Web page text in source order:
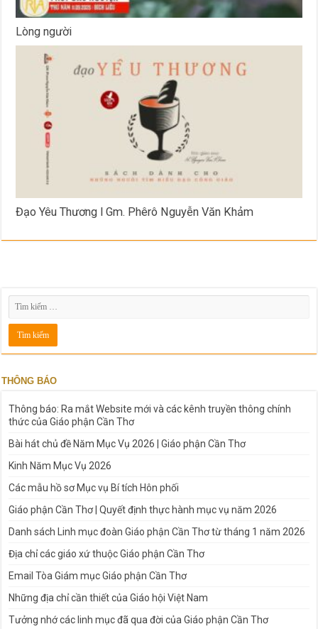
Lòng người
Đạo Yêu Thương l Gm. Phêrô Nguyễn Văn Khảm
THÔNG BÁO
Thông báo: Ra mắt Website mới và các kênh truyền thông chính
thức của Giáo phận Cần Thơ
Bài hát chủ đề Năm Mục Vụ 2026 | Giáo phận Cần Thơ
Kinh Năm Mục Vụ 2026
Các mẫu hồ sơ Mục vụ Bí tích Hôn phối
Giáo phận Cần Thơ | Quyết định thực hành mục vụ năm 2026
Danh sách Linh mục đoàn Giáo phận Cần Thơ từ tháng 1 năm 2026
Địa chỉ các giáo xứ thuộc Giáo phận Cần Thơ
Email Tòa Giám mục Giáo phận Cần Thơ
Những địa chỉ cần thiết của Giáo hội Việt Nam
Tưởng nhớ các linh mục đã qua đời của Giáo phận Cần Thơ